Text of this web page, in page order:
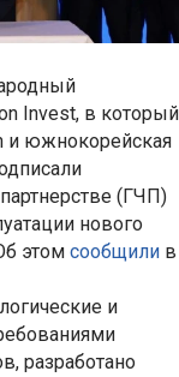
Invest, в который
и южнокорейская
(ГЧП)
нового
этом сообщили в
и
разработано